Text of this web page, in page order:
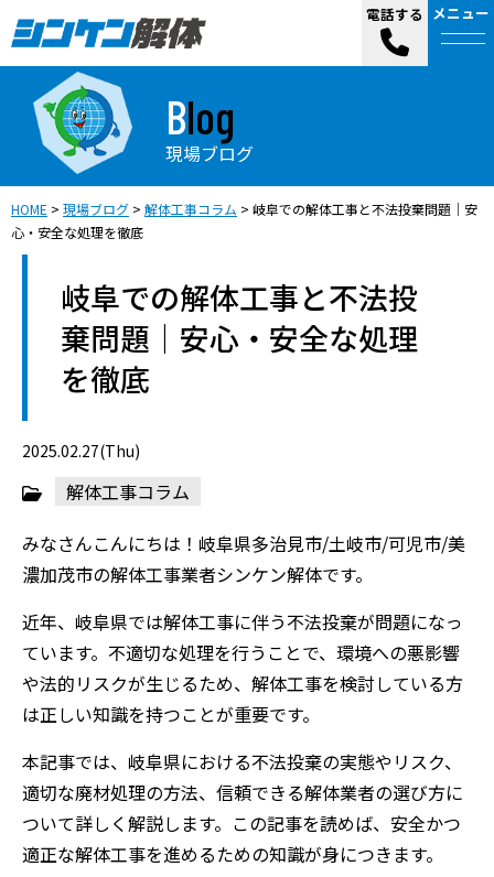
電話する メニュー
Blog
現場ブログ
HOME > 現場ブログ > 解体工事コラム > 岐阜での解体工事と不法投棄問題｜安
心・安全な処理を徹底
岐阜での解体工事と不法投
棄問題｜安心・安全な処理
を徹底
2025.02.27(Thu)
解体工事コラム
みなさんこんにちは！岐阜県多治見市/土岐市/可児市/美
濃加茂市の解体工事業者シンケン解体です。
近年、岐阜県では解体工事に伴う不法投棄が問題になっ
ています。不適切な処理を行うことで、環境への悪影響
や法的リスクが生じるため、解体工事を検討している方
は正しい知識を持つことが重要です。
本記事では、岐阜県における不法投棄の実態やリスク、
適切な廃材処理の方法、信頼できる解体業者の選び方に
ついて詳しく解説します。この記事を読めば、安全かつ
適正な解体工事を進めるための知識が身につきます。